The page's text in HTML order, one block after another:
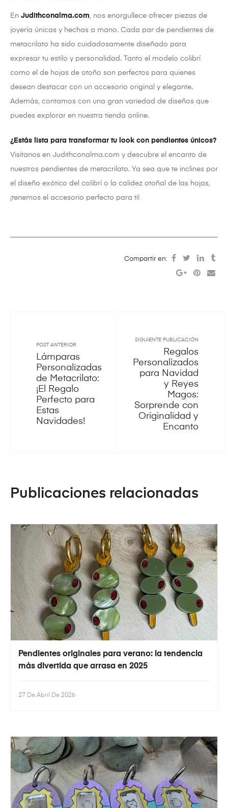
En Judithconalma.com, nos enorgullece ofrecer piezas de
joyería únicas y hechas a mano. Cada par de pendientes de
metacrilato ha sido cuidadosamente diseñado para
expresar tu estilo y personalidad. Tanto el modelo colibrí
como el de hojas de otoño son perfectos para quienes
desean destacar con un accesorio original y elegante.
Además, contamos con una gran variedad de diseños que
puedes explorar en nuestra tienda online.
¿Estás lista para transformar tu look con pendientes únicos?
Visítanos en Judithconalma.com y descubre el encanto de
nuestros pendientes de metacrilato. Ya sea que te inclines por
el diseño exótico del colibrí o la calidez otoñal de las hojas,
¡tenemos el accesorio perfecto para ti!
Compartir en:
POST ANTERIOR
Lámparas
Personalizadas
de Metacrilato:
¡El Regalo
Perfecto para
Estas
Navidades!
SIGUIENTE PUBLICACIÓN
Regalos
Personalizados
para Navidad
y Reyes
Magos:
Sorprende con
Originalidad y
Encanto
Publicaciones relacionadas
Pendientes originales para verano: la tendencia
más divertida que arrasa en 2025
27 De Abril De 2026